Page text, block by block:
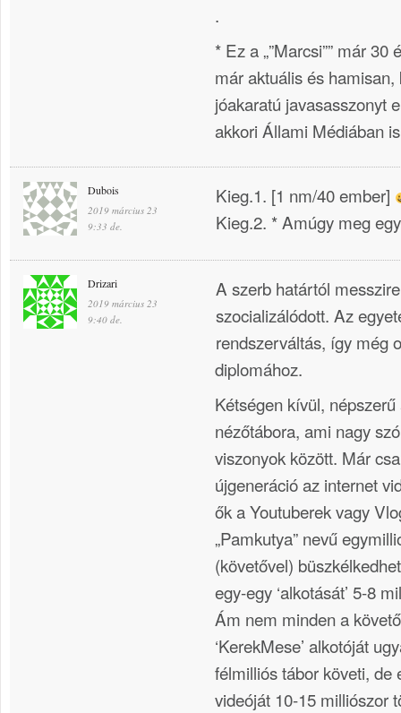
.
* Ez a „”Marcsi”” már
már aktuális és
jóakaratú javasasszonyt
akkori Állami Médiában
Dubois
2019 március 23
9:33 de.
Kieg.1. [1 nm/40 ember]
Kieg.2. * Amúgy meg
Drizari
2019 március 23
9:40 de.
A szerb határtól
szocializálódott. Az
rendszerváltás, így még
diplomához.
Kétségen kívül,
nézőtábora, ami nagy
viszonyok között. Már
újgeneráció az internet
ők a Youtuberek vagy
„Pamkutya” nevű
(követővel)
egy-egy ‘alkotását’ 5-8
Ám nem minden a
‘KerekMese’ alkotóját
félmilliós tábor követi, de
videóját 10-15 milliószor